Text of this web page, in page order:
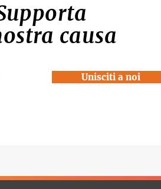
causa
Unisciti a noi